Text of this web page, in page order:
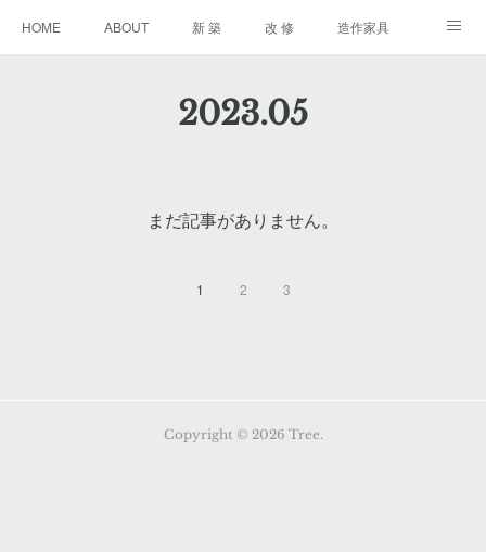
HOME ABOUT 新 築 改 修 造作家具
2023.05
まだ記事がありません。
1 2 3
Copyright © 2026 Tree.